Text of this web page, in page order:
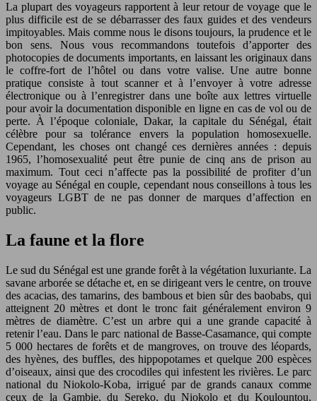
La plupart des voyageurs rapportent à leur retour de voyage que le
plus difficile est de se débarrasser des faux guides et des vendeurs
impitoyables. Mais comme nous le disons toujours, la prudence et le
bon sens. Nous vous recommandons toutefois d’apporter des
photocopies de documents importants, en laissant les originaux dans
le coffre-fort de l’hôtel ou dans votre valise. Une autre bonne
pratique consiste à tout scanner et à l’envoyer à votre adresse
électronique ou à l’enregistrer dans une boîte aux lettres virtuelle
pour avoir la documentation disponible en ligne en cas de vol ou de
perte. À l’époque coloniale, Dakar, la capitale du Sénégal, était
célèbre pour sa tolérance envers la population homosexuelle.
Cependant, les choses ont changé ces dernières années : depuis
1965, l’homosexualité peut être punie de cinq ans de prison au
maximum. Tout ceci n’affecte pas la possibilité de profiter d’un
voyage au Sénégal en couple, cependant nous conseillons à tous les
voyageurs LGBT de ne pas donner de marques d’affection en
public.
La faune et la flore
Le sud du Sénégal est une grande forêt à la végétation luxuriante. La
savane arborée se détache et, en se dirigeant vers le centre, on trouve
des acacias, des tamarins, des bambous et bien sûr des baobabs, qui
atteignent 20 mètres et dont le tronc fait généralement environ 9
mètres de diamètre. C’est un arbre qui a une grande capacité à
retenir l’eau. Dans le parc national de Basse-Casamance, qui compte
5 000 hectares de forêts et de mangroves, on trouve des léopards,
des hyènes, des buffles, des hippopotames et quelque 200 espèces
d’oiseaux, ainsi que des crocodiles qui infestent les rivières. Le parc
national du Niokolo-Koba, irrigué par de grands canaux comme
ceux de la Gambie, du Sereko, du Niokolo et du Koulountou,